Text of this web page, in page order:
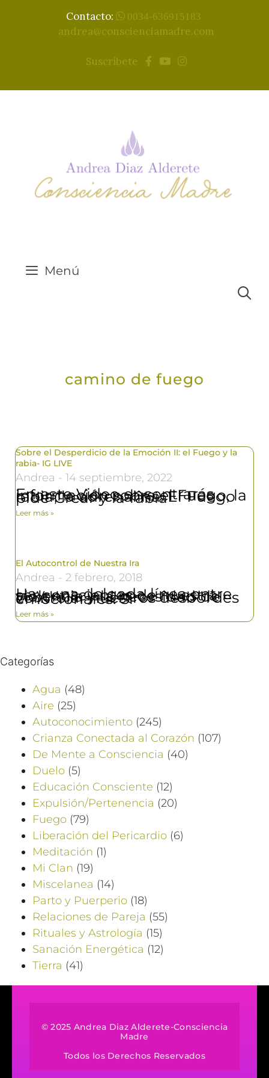
Contacto: 0034-636915183
andrea@conscienciamadre.com
Suscríbete
Menú
camino de fuego
Sobre el Desperdicio de la Emoción II: el Fuego y la
rabia- IG LIVE
Andrea 14 septiembre, 2022
En este Video encontrarás información sobre el Fuego, la rabia, la adrenalina. El Fuego pide Crear y la rabia
Leer más »
El Autocontrol de Nuestra Ira
Andrea 2 febrero, 2018
Hay una delgada línea entre ser conscientes de nuestra violencia y la necesidad de controlar nuestros desbordes emocionales. Si
Leer más »
Categorías
Agua (48)
Aire (25)
Autoconocimiento (245)
Crianza Conectada al Corazón (107)
De Mente a Consciencia (40)
Duelo (5)
Educación Consciente (12)
Expulsión/Pertenencia (20)
Fuego (79)
Liberación del Pericardio (6)
Meditación (1)
Mi Clan (19)
Miscelanea (14)
Parto y Puerperio (18)
Relaciones de Pareja (55)
Rituales y Astrología (15)
Sanación Energética (12)
Tierra (41)
© 2025 Andrea Diaz Alderete-Consciencia
Madre
Todos los Derechos Reservados